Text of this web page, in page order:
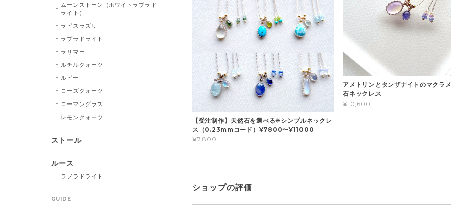
【受注制作】天然石を選べる✳︎シンプルネックレ
ス（0.23mmコード）¥7800〜¥11000
¥7,800
アメトリンとタンザナイトのマクラ
石ネックレス
¥10,600
ショップの評価
ムーンストーン（ホワイトラブラド
ライト）
ラピスラズリ
ラブラドライト
ラリマー
ルチルクォーツ
ルビー
ローズクォーツ
ローマングラス
レモンクォーツ
ストール
ルース
ラブラドライト
GUIDE